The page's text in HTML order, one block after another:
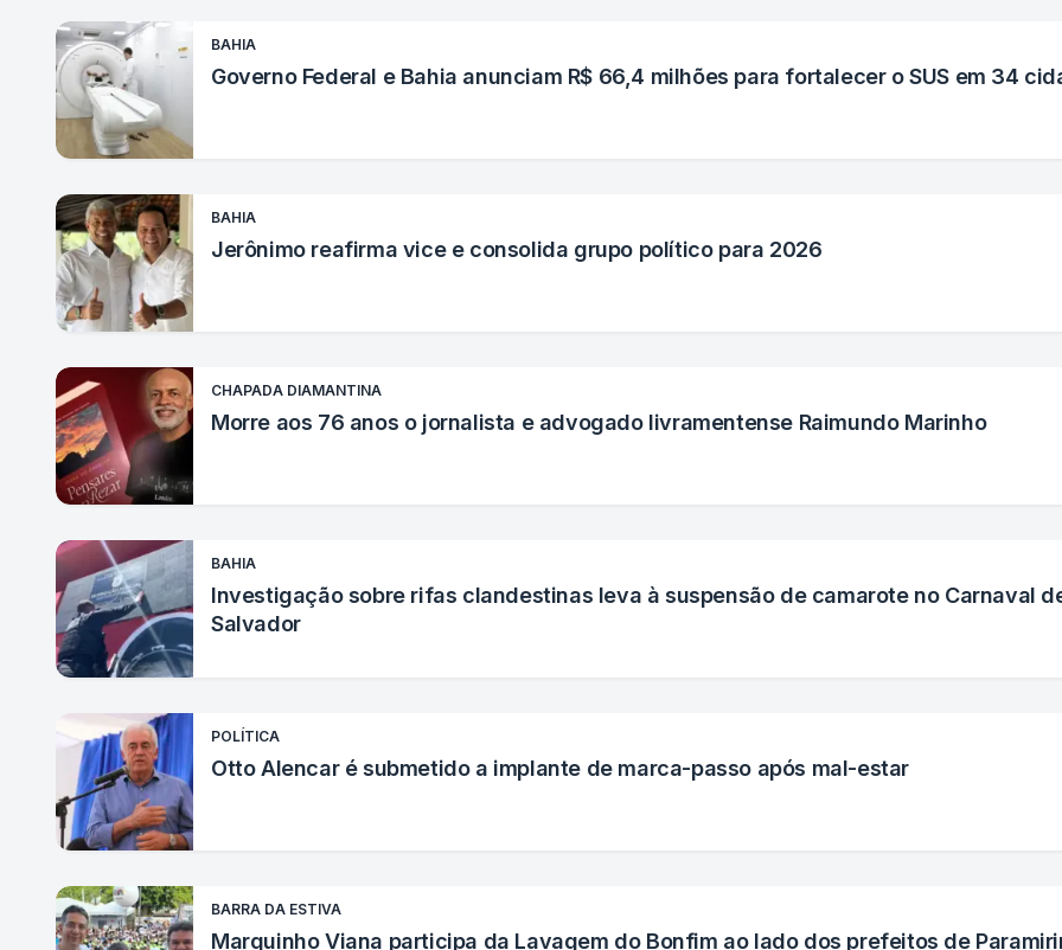
BAHIA
Governo Federal e Bahia anunciam R$ 66,4 milhões para fortalecer o SUS em 34
BAHIA
Jerônimo reafirma vice e consolida grupo político para 2026
CHAPADA DIAMANTINA
Morre aos 76 anos o jornalista e advogado livramentense Raimundo Marinho
BAHIA
Investigação sobre rifas clandestinas leva à suspensão de camarote no Carnaval
Salvador
POLÍTICA
Otto Alencar é submetido a implante de marca-passo após mal-estar
BARRA DA ESTIVA
Marquinho Viana participa da Lavagem do Bonfim ao lado dos prefeitos de